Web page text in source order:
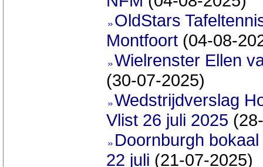
OldStars
Montfoort (04-08-
Wielrenster Ellen
(30-07-2025)
Wedstrijdverslag
Vlist 26 juli 2025
Doornburgh
22 juli (21-07-2025)